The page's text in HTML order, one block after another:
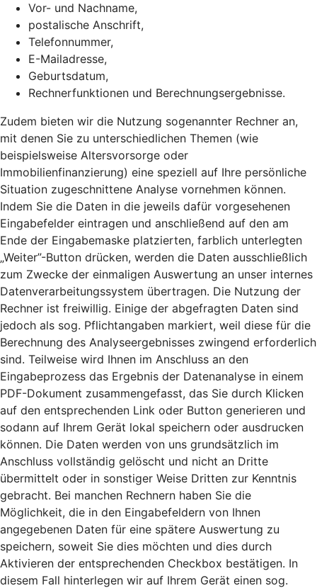
Vor- und Nachname,
postalische Anschrift,
Telefonnummer,
E-Mailadresse,
Geburtsdatum,
Rechnerfunktionen und Berechnungsergebnisse.
Zudem bieten wir die Nutzung sogenannter Rechner an,
mit denen Sie zu unterschiedlichen Themen (wie
beispielsweise Altersvorsorge oder
Immobilienfinanzierung) eine speziell auf Ihre persönliche
Situation zugeschnittene Analyse vornehmen können.
Indem Sie die Daten in die jeweils dafür vorgesehenen
Eingabefelder eintragen und anschließend auf den am
Ende der Eingabemaske platzierten, farblich unterlegten
„Weiter”-Button drücken, werden die Daten ausschließlich
zum Zwecke der einmaligen Auswertung an unser internes
Datenverarbeitungssystem übertragen. Die Nutzung der
Rechner ist freiwillig. Einige der abgefragten Daten sind
jedoch als sog. Pflichtangaben markiert, weil diese für die
Berechnung des Analyseergebnisses zwingend erforderlich
sind. Teilweise wird Ihnen im Anschluss an den
Eingabeprozess das Ergebnis der Datenanalyse in einem
PDF-Dokument zusammengefasst, das Sie durch Klicken
auf den entsprechenden Link oder Button generieren und
sodann auf Ihrem Gerät lokal speichern oder ausdrucken
können. Die Daten werden von uns grundsätzlich im
Anschluss vollständig gelöscht und nicht an Dritte
übermittelt oder in sonstiger Weise Dritten zur Kenntnis
gebracht. Bei manchen Rechnern haben Sie die
Möglichkeit, die in den Eingabefeldern von Ihnen
angegebenen Daten für eine spätere Auswertung zu
speichern, soweit Sie dies möchten und dies durch
Aktivieren der entsprechenden Checkbox bestätigen. In
diesem Fall hinterlegen wir auf Ihrem Gerät einen sog.